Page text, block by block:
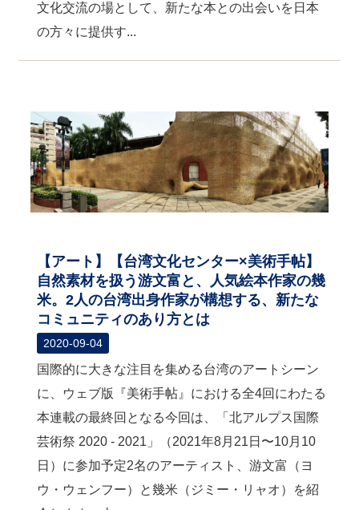
文化交流の場として、新たな本との出会いを日本
の方々に提供す...
【アート】【台湾文化センター×美術手帖】
自然素材を扱う游文富と、人気絵本作家の幾
米。2人の台湾出身作家が構想する、新たな
コミュニティのあり方とは
2020-09-04
国際的に大きな注目を集める台湾のアートシーン
に、ウェブ版『美術手帖』における全4回にわたる
本連載の最終回となる今回は、「北アルプス国際
芸術祭 2020 - 2021」（2021年8月21日〜10月10
日）に参加予定2名のアーティスト、游文富（ヨ
ウ・ウェンフー）と幾米（ジミー・リャオ）を紹